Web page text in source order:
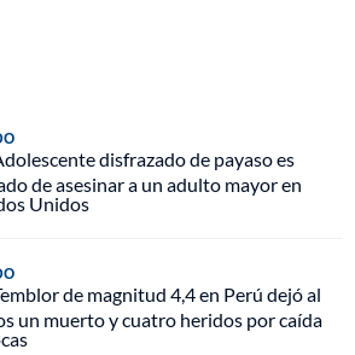
disfrazado de payaso es
de asesinar a un adulto mayor en
Unidos
de magnitud 4,4 en Perú dejó al
un muerto y cuatro heridos por caída